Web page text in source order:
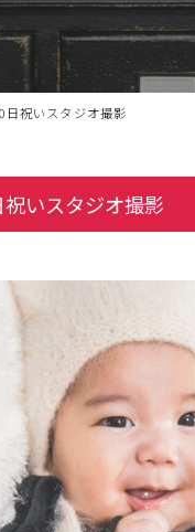
日祝いスタジオ撮影
祝いスタジオ撮影